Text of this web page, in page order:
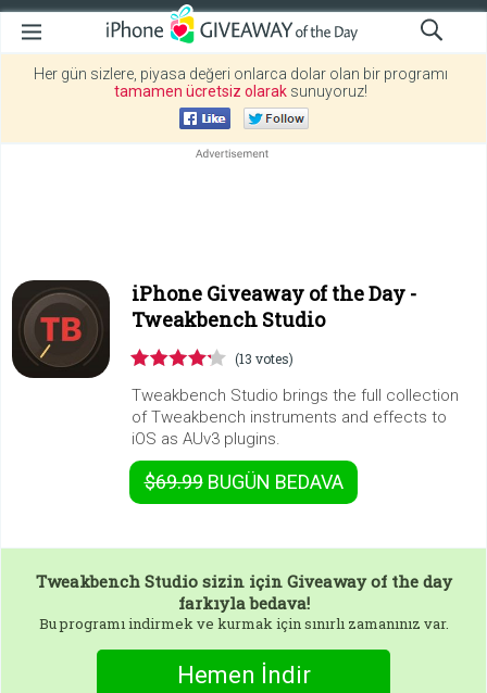
Her gün sizlere, piyasa değeri onlarca dolar olan bir programı
tamamen ücretsiz olarak sunuyoruz!
iPhone Giveaway of the Day -
Tweakbench Studio
(13 votes)
Tweakbench Studio brings the full collection
of Tweakbench instruments and effects to
iOS as AUv3 plugins.
$69.99BUGÜN BEDAVA
Tweakbench Studiosizin için Giveaway of the day
farkıyla bedava!
Bu programı indirmek ve kurmak için sınırlı zamanınız var.
Hemen İndir